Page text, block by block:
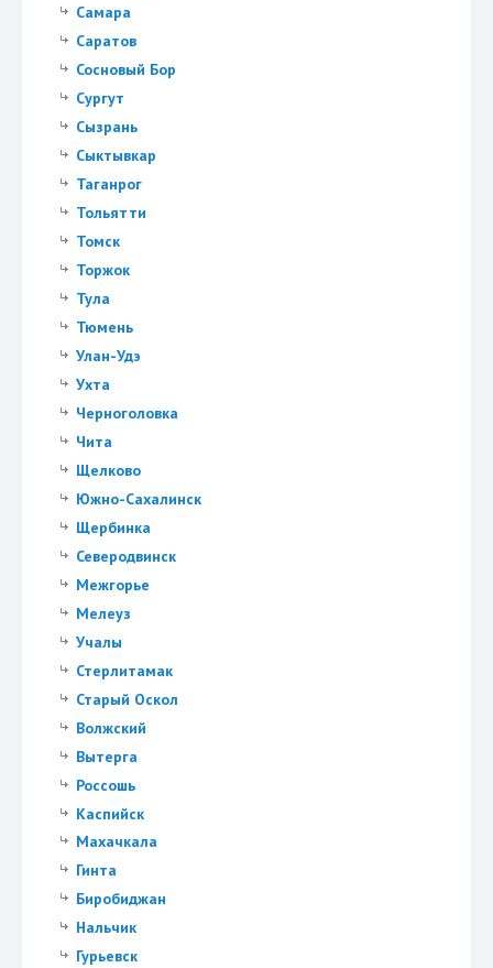
Самара
Саратов
Сосновый Бор
Сургут
Сызрань
Сыктывкар
Таганрог
Тольятти
Томск
Торжок
Тула
Тюмень
Улан-Удэ
Ухта
Черноголовка
Чита
Щелково
Южно-Сахалинск
Щербинка
Северодвинск
Межгорье
Мелеуз
Учалы
Стерлитамак
Старый Оскол
Волжский
Вытерга
Россошь
Каспийск
Махачкала
Гинта
Биробиджан
Нальчик
Гурьевск